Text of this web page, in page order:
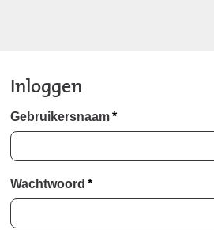
Inloggen
Gebruikersnaam *
Wachtwoord *